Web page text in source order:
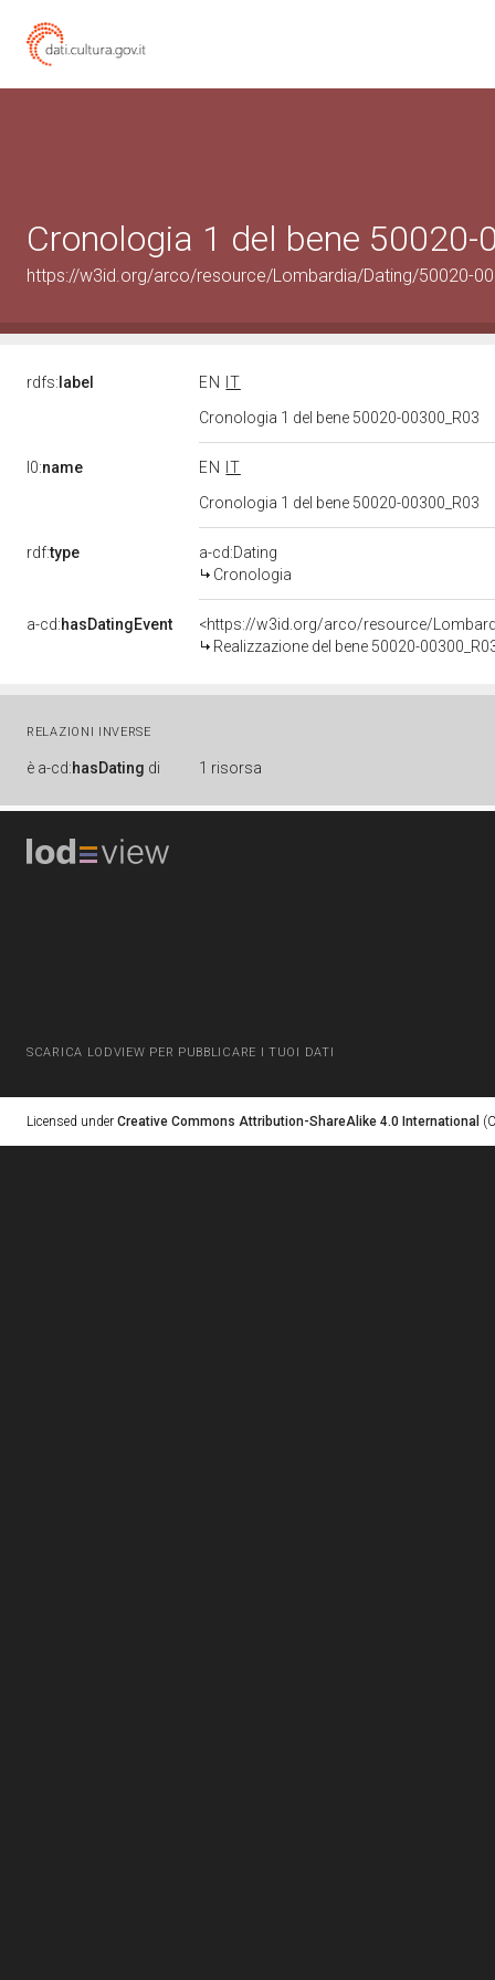
Cronologia 1 del bene 50020-
https://w3id.org/arco/resource/Lombardia/Dating/50020-
rdfs: label EN
IT
Cronologia 1 del bene 50020-00300_R03
l0:name EN
IT
Cronologia 1 del bene 50020-00300_R03
rdf:type
a-cd:Dating
Cronologia
a-cd:hasDatingEvent
<https://w3id.org/arco/resource/
Realizzazione del bene 50020-
RELAZIONI INVERSE
è a-cd:hasDating di 1 risorsa
SCARICA LODVIEW PER PUBBLICARE I TUOI DATI
Licensed under Creative Commons Attribution-ShareAlike 4.0 International